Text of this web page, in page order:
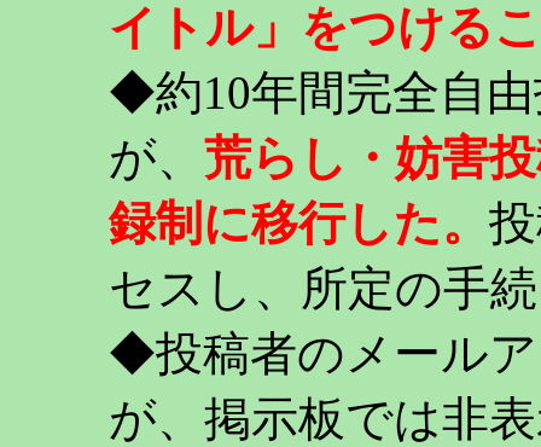
イトル」をつける
◆約10年間完全自
が、 荒らし・妨害
録制に移行した。
セスし、所定の手
◆投稿者のメール
が、掲示板では非